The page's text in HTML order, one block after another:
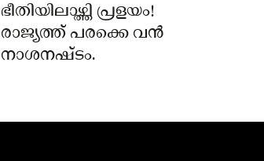
ഭീതിയിലാഴ്ത്തി പ്രളയം!
രാജ്യത്ത് പരക്കെ വൻ
നാശനഷ്ടം.